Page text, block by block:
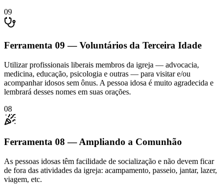
09
Ferramenta 09 —Voluntários da Terceira Idade
Utilizar profissionais liberais membros da igreja — advocacia,
medicina, educação, psicologia e outras — para visitar e/ou
acompanhar idosos sem ônus. A pessoa idosa é muito agradecida e
lembrará desses nomes em suas orações.
08
Ferramenta 08 —Ampliando a Comunhão
As pessoas idosas têm facilidade de socialização e não devem ficar
de fora das atividades da igreja: acampamento, passeio, jantar, lazer,
viagem, etc.